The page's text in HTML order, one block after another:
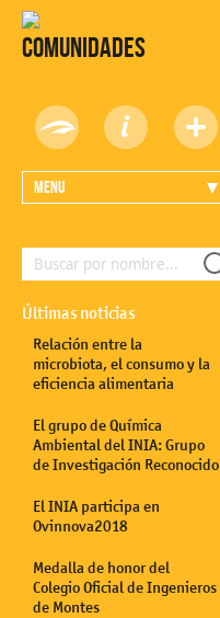
Comunidades
Menu
Últimas noticias
Relación entre la
microbiota, el consumo y la
eficiencia alimentaria
El grupo de Química
Ambiental del INIA: Grupo
de Investigación Reconocido
El INIA participa en
Ovinnova2018
Medalla de honor del
Colegio Oficial de Ingenieros
de Montes